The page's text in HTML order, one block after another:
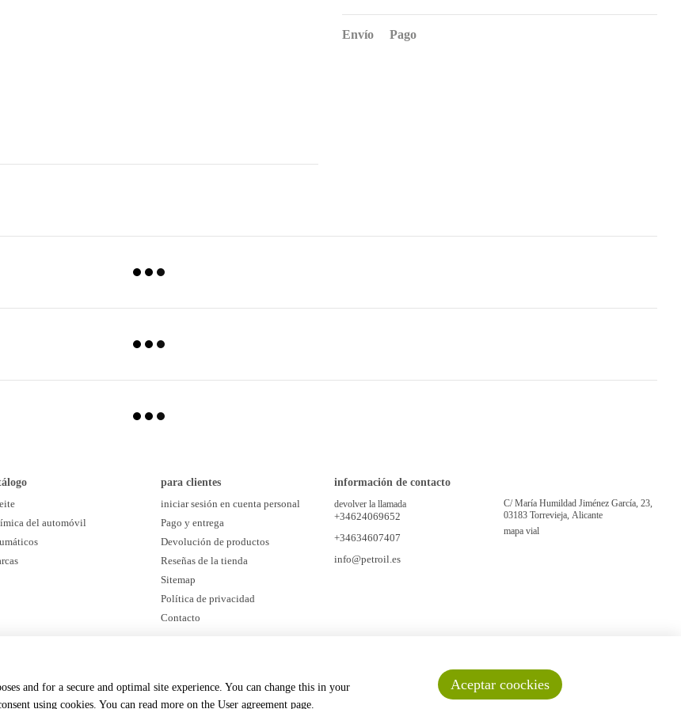
Envío Pago
del automóvil
para clientes
iniciar sesión en cuenta personal
Pago y entrega
Devolución de productos
Reseñas de la tienda
Sitemap
Política de privacidad
Contacto
información de contacto
devolver la llamada
+34624069652
+34634607407
info@petroil.es
C/ María Humildad Jiménez García, 23,
03183 Torrevieja, Alicante
mapa vial
and for a secure and optimal site experience. You can change this in your
using cookies. You can read more on the User agreement page.
Aceptar coockies